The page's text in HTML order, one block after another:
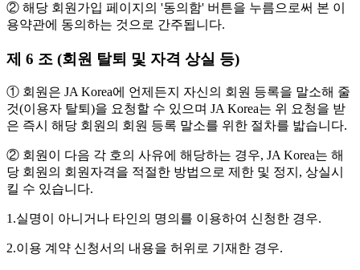
② 해당 회원가입 페이지의 '동의함' 버튼을 누름으로써 본 이
용약관에 동의하는 것으로 간주됩니다.
제 6 조 (회원 탈퇴 및 자격 상실 등)
① 회원은 JA Korea에 언제든지 자신의 회원 등록을 말소해 줄
것(이용자 탈퇴)을 요청할 수 있으며 JA Korea는 위 요청을 받
은 즉시 해당 회원의 회원 등록 말소를 위한 절차를 밟습니다.
② 회원이 다음 각 호의 사유에 해당하는 경우, JA Korea는 해
당 회원의 회원자격을 적절한 방법으로 제한 및 정지, 상실시
킬 수 있습니다.
1.실명이 아니거나 타인의 명의를 이용하여 신청한 경우.
2.이용 계약 신청서의 내용을 허위로 기재한 경우.